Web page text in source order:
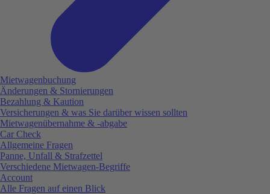
Mietwagenbuchung
Änderungen & Stornierungen
Bezahlung & Kaution
Versicherungen & was Sie darüber wissen sollten
Mietwagenübernahme & -abgabe
Car Check
Allgemeine Fragen
Panne, Unfall & Strafzettel
Verschiedene Mietwagen-Begriffe
Account
Alle Fragen auf einen Blick